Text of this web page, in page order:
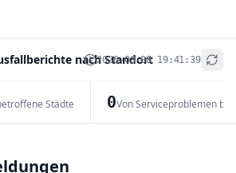
nach Standort
2026-08-08 19:41:39
Städte 0Von Serviceproblemen
+